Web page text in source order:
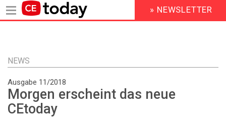
Inhalt
HEADER
MENU
» NEWSLETTER
NEWS
Ausgabe 11/2018
Morgen erscheint das neue
CEtoday